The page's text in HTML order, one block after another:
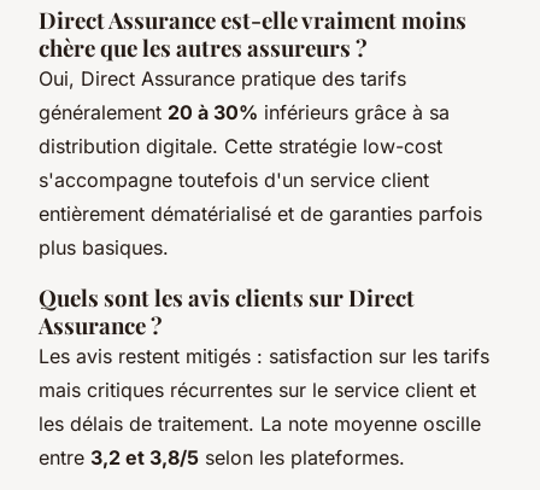
Direct Assurance est-elle vraiment moins
chère que les autres assureurs ?
Oui, Direct Assurance pratique des tarifs
généralement 20 à 30% inférieurs grâce à sa
distribution digitale. Cette stratégie low-cost
s'accompagne toutefois d'un service client
entièrement dématérialisé et de garanties parfois
plus basiques.
Quels sont les avis clients sur Direct
Assurance ?
Les avis restent mitigés : satisfaction sur les tarifs
mais critiques récurrentes sur le service client et
les délais de traitement. La note moyenne oscille
entre 3,2 et 3,8/5 selon les plateformes.